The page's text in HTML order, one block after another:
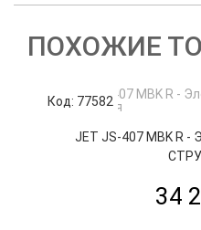
ПОХОЖИЕ
Код: 77582
JET JS-407 MBK R
34